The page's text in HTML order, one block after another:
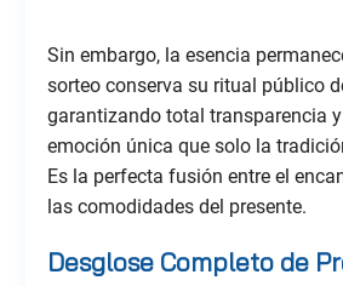
Sin embargo, la esencia
sorteo conserva su ritual público
garantizando total transparencia
emoción única que solo la
Es la perfecta fusión entre el
las comodidades del presente.
Desglose Completo de